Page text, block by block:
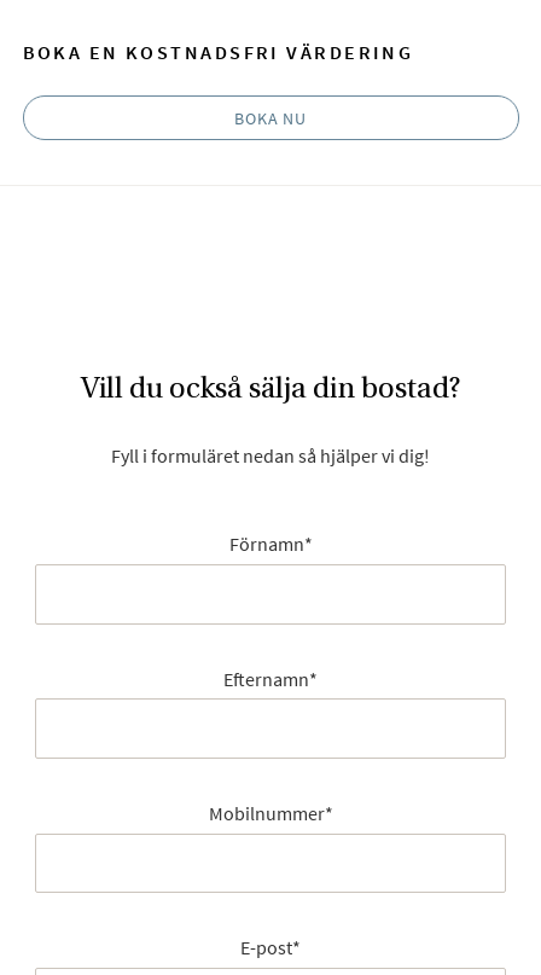
BOKA EN KOSTNADSFRI VÄRDERING
BOKA NU
Vill du också sälja din bostad?
Fyll i formuläret nedan så hjälper vi dig!
Förnamn*
Efternamn*
Mobilnummer*
E-post*